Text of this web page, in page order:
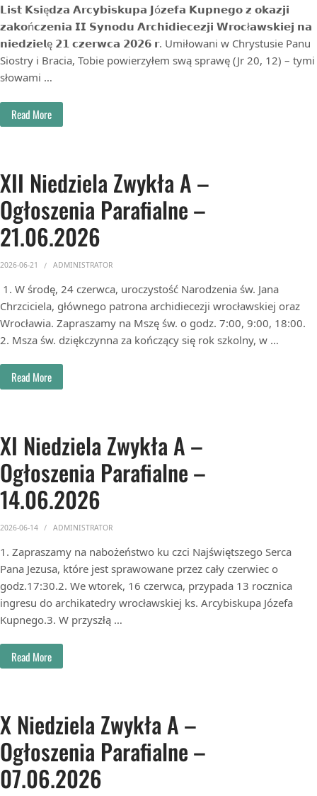
𝗟𝗶𝘀𝘁 𝗞𝘀𝗶ę𝗱𝘇𝗮 𝗔𝗿𝗰𝘆𝗯𝗶𝘀𝗸𝘂𝗽𝗮 𝗝ó𝘇𝗲𝗳𝗮 𝗞𝘂𝗽𝗻𝗲𝗴𝗼 𝘇 𝗼𝗸𝗮𝘇𝗷𝗶
𝘇𝗮𝗸𝗼ń𝗰𝘇𝗲𝗻𝗶𝗮 𝗜𝗜 𝗦𝘆𝗻𝗼𝗱𝘂 𝗔𝗿𝗰𝗵𝗶𝗱𝗶𝗲𝗰𝗲𝘇𝗷𝗶 𝗪𝗿𝗼𝗰ł𝗮𝘄𝘀𝗸𝗶𝗲𝗷 𝗻𝗮
𝗻𝗶𝗲𝗱𝘇𝗶𝗲𝗹ę 𝟮𝟭 𝗰𝘇𝗲𝗿𝘄𝗰𝗮 𝟮𝟬𝟮𝟲 𝗿. Umiłowani w Chrystusie Panu
Siostry i Bracia, Tobie powierzyłem swą sprawę (Jr 20, 12) – tymi
słowami …
Read More
XII Niedziela Zwykła A –
Ogłoszenia Parafialne –
21.06.2026
2026-06-21 ADMINISTRATOR
1. W środę, 24 czerwca, uroczystość Narodzenia św. Jana
Chrzciciela, głównego patrona archidiecezji wrocławskiej oraz
Wrocławia. Zapraszamy na Mszę św. o godz. 7:00, 9:00, 18:00.
2. Msza św. dziękczynna za kończący się rok szkolny, w …
Read More
XI Niedziela Zwykła A –
Ogłoszenia Parafialne –
14.06.2026
2026-06-14 ADMINISTRATOR
1. Zapraszamy na nabożeństwo ku czci Najświętszego Serca
Pana Jezusa, które jest sprawowane przez cały czerwiec o
godz.17:30.2. We wtorek, 16 czerwca, przypada 13 rocznica
ingresu do archikatedry wrocławskiej ks. Arcybiskupa Józefa
Kupnego.3. W przyszłą …
Read More
X Niedziela Zwykła A –
Ogłoszenia Parafialne –
07.06.2026